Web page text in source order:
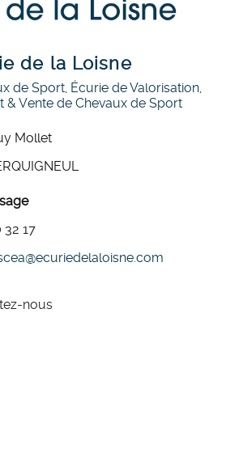
de la Loisne
de Sport, Écurie de Valorisation,
& Vente de Chevaux de Sport
Mollet
32 17
@ecuriedelaloisne.com
nous